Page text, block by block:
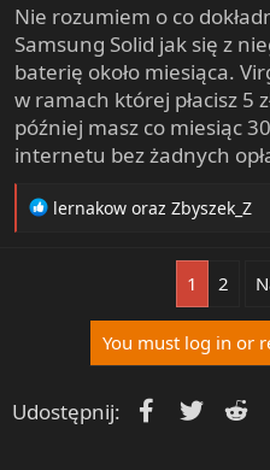
Nie rozumiem o co
Samsung Solid jak się z
baterię około miesiąca.
w ramach której płacisz 5
później masz co miesiąc
internetu bez żadnych
R
:
lernakow oraz Zbyszek_Z
1 2
You must log in or
Udostępnij: Facebook
Twitter